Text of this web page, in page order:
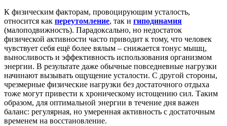
К физическим факторам, провоцирующим усталость,
относится как переутомление, так и гиподинамия
(малоподвижность). Парадоксально, но недостаток
физической активности часто приводит к тому, что человек
чувствует себя ещё более вялым – снижается тонус мышц,
выносливость и эффективность использования организмом
энергии. В результате даже обычные повседневные нагрузки
начинают вызывать ощущение усталости. С другой стороны,
чрезмерные физические нагрузки без достаточного отдыха
тоже могут привести к хроническому истощению сил. Таким
образом, для оптимальной энергии в течение дня важен
баланс: регулярная, но умеренная активность с достаточным
временем на восстановление.